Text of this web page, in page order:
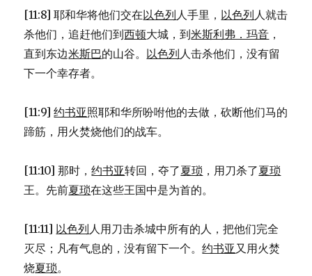
[11:8] 耶和华将他们交在以色列人手里， 以色列人就击
杀他们，追赶他们到西顿大城，到米斯利弗．玛音 ，
直到东边米斯巴的山谷。 以色列人击杀他们，没有留
下一个幸存者。
[11:9]约书亚照耶和华所吩咐他的去做，砍断他们马的
蹄筋，用火焚烧他们的战车。
[11:10] 那时，约书亚转回，夺了夏琐 ，用刀杀了夏琐
王。先前夏琐在这些王国中是为首的。
[11:11] 以色列人用刀击杀城中所有的人，把他们完全
灭尽；凡有气息的，没有留下一个。约书亚 又用火焚
烧夏琐。